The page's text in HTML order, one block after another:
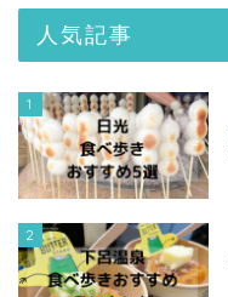
人気記事
1
2